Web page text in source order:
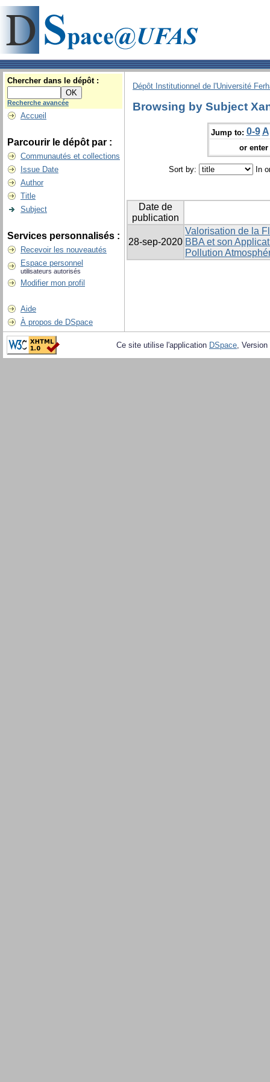
Chercher dans le dépôt :
Recherche avancée
Accueil
Parcourir le dépôt par :
Communautés et collections
Issue Date
Author
Title
Subject
Services personnalisés :
Recevoir les nouveautés
Espace personnel
utilisateurs autorisés
Modifier mon profil
Aide
À propos de DSpace
Dépôt Institutionnel de l'Université
Browsing by Subject
Jump to: 0-9 A
or
Sort by: In
Date de
publication
28-sep-2020
Valorisation de la
BBA et son
Pollution
Ce site utilise l'application DSpace,